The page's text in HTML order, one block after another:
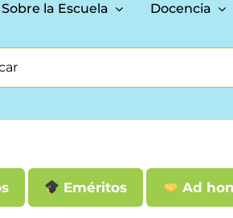
Sobre la Escuela Docencia
Eméritos Ad